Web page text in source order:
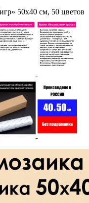
50x40 см, 50 цветов